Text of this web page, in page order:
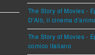
The Story of Movies -
D'Alò, il cinema
The Story of Movies -
comico italiano